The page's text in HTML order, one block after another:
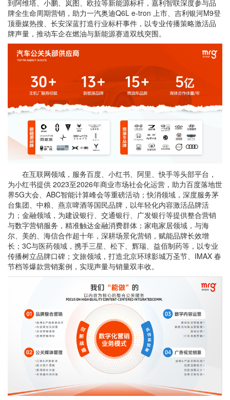
到阿维塔、小鹏、岚图、欧拉等新能源标杆，嘉利智联深度参与品
牌全生命周期营销，助力一汽奥迪Q6L e-tron 上市、吉利银河M9登
顶垂媒热搜、长安深蓝打造行业标杆事件，以专业传播策略激活品
牌声量，推动车企在燃油与新能源赛道双线突围。
在互联网领域，服务百度、小红书、阿里、快手等头部平台，
为小红书提供 2023至2026年商业市场社会化运营，助力百度落地世
界5G大会、ABC智能计算峰会等重磅活动；快消领域，深度服务茅
台集团、中粮、燕京啤酒等国民品牌，以年轻化内容激活品牌活
力；金融领域，为建设银行、交通银行、广发银行等提供整合营销
与数字营销服务，精准触达金融消费群体；家电家居领域，与海
尔、美的、海信合作超十年，深耕场景化营销，赋能品牌长效增
长；3C与医药领域，携手三星、松下、辉瑞、益佰制药等，以专业
传播树立品牌口碑；文旅领域，打造北京环球影城万圣节、IMAX 春
节档等爆款营销案例，实现声量与销量双丰收。